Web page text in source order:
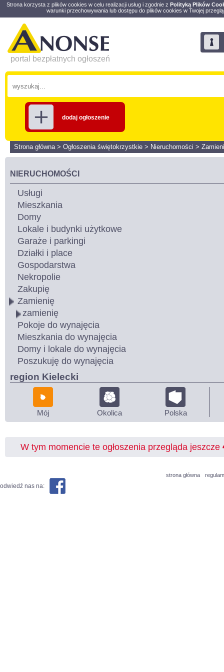
Strona korzysta z plików cookies w celu realizacji usług i zgodnie z Polityką Plików
warunki przechowywania lub dostępu do plików cookies w Twojej
portal bezpłatnych ogłoszeń
dodaj ogłoszenie
Strona główna> Ogłoszenia świętokrzystkie > Nieruchomości >
NIERUCHOMOŚCI
Usługi
Mieszkania
Domy
Lokale i budynki użytkowe
Garaże i parkingi
Działki i place
Gospodarstwa
Nekropolie
Zakupię
Zamienię
zamienię
Pokoje do wynajęcia
Mieszkania do wynajęcia
Domy i lokale do wynajęcia
Poszukuję do wynajęcia
region Kielecki
Mój Okolica Polska
W tym momencie te ogłoszenia przegląda jeszcze
strona główna
odwiedź nas na: